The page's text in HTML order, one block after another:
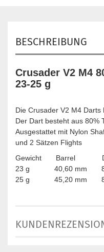
BESCHREIBUNG
Crusader V2 M4
23-25 g
Die Crusader V2 M4
Der Dart besteht aus 80%
Ausgestattet mit Nylon
und 2 Sätzen Flights
Gewicht Barrel
23 g 40,60 mm
25 g 45,20 mm